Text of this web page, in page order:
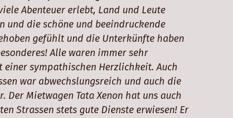
Abenteuer erlebt, Land und Leute
und die schöne und beeindruckende
gefühlt und die Unterkünfte haben
Alle waren immer sehr
sympathischen Herzlichkeit. Auch
war abwechslungsreich und auch die
Mietwagen Tata Xenon hat uns auch
Strassen stets gute Dienste erwiesen! Er